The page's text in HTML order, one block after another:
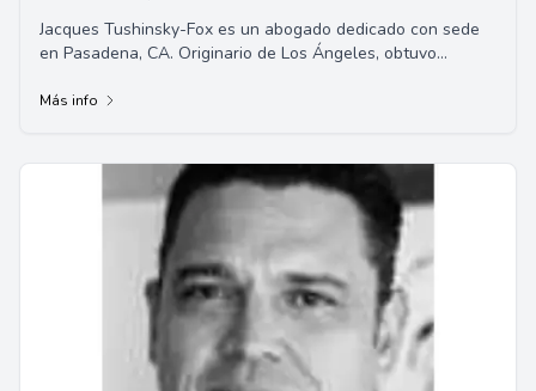
Jacques Tushinsky-Fox es un abogado dedicado con sede
en Pasadena, CA. Originario de Los Ángeles, obtuvo
Más info